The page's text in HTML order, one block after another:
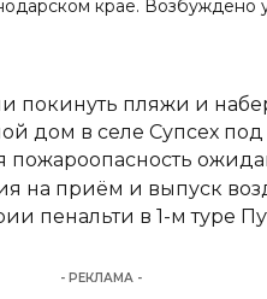
крае. Возбуждено
покинуть пляжи и
дом в селе Супсех под
на приём и выпуск
пенальти в 1-м туре
- РЕКЛАМА -